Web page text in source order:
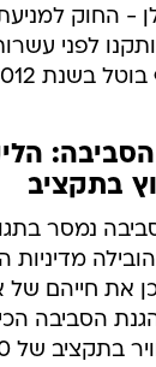
1961 (להלן - החוק
לפני
בתקציב
נמסר
מדיניות
את חייהם של
הסביבה